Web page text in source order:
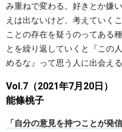
み重ねで変わる。好きとか嫌
えは出ないけど、考えていく
ことの存在を疑うのってある
とを繰り返していくと『この
めるな』って思う人に出会える
Vol.7（2021年7月20日）
能條桃子
「自分の意見を持つことが発